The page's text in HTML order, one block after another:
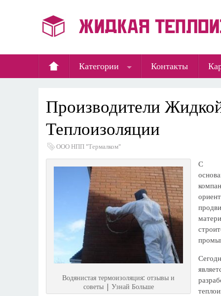
Категории Контакты
Производители
Теплоизоляции
ООО НПП "Термалком"
Водянистая термоизоляция: отзывы и
советы | Узнай Больше
С